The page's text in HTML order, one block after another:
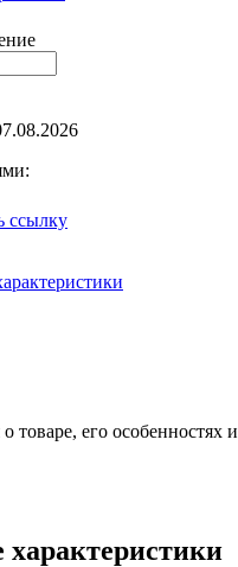
ссылку
товаре, его особенностях и
характеристики